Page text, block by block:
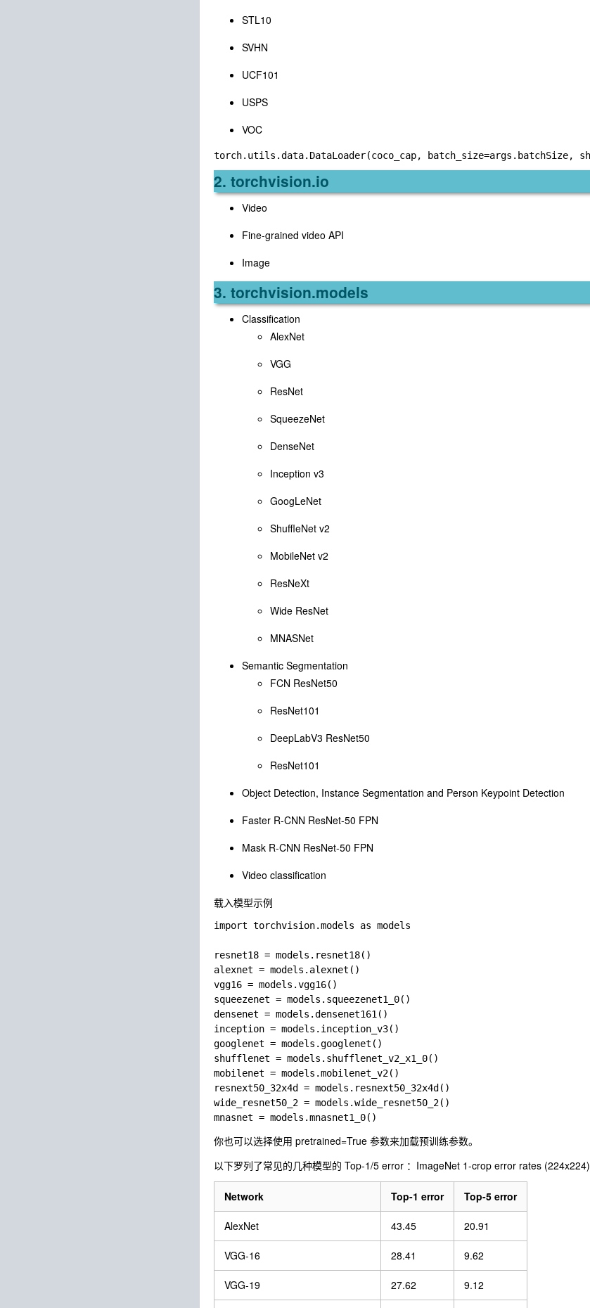
STL10
SVHN
UCF101
USPS
VOC
2. torchvision.io
Video
Fine-grained video API
Image
3. torchvision.models
Classification
AlexNet
VGG
ResNet
SqueezeNet
DenseNet
Inception v3
GoogLeNet
ShuffleNet v2
MobileNet v2
ResNeXt
Wide ResNet
MNASNet
Semantic Segmentation
FCN ResNet50
ResNet101
DeepLabV3 ResNet50
ResNet101
Object Detection, Instance Segmentation and Person Keypoint Detection
Faster R-CNN ResNet-50 FPN
Mask R-CNN ResNet-50 FPN
Video classification
载入模型示例
import torchvision.models as models
resnet18 = models.resnet18()
alexnet = models.alexnet()
vgg16 = models.vgg16()
squeezenet = models.squeezenet1_0()
densenet = models.densenet161()
inception = models.inception_v3()
googlenet = models.googlenet()
shufflenet = models.shufflenet_v2_x1_0()
mobilenet = models.mobilenet_v2()
resnext50_32x4d = models.resnext50_32x4d()
wide_resnet50_2 = models.wide_resnet50_2()
你也可以选择使用 pretrained=True 参数来加载预训练参数。
以下罗列了常见的几种模型的 Top-1/5 error ：ImageNet 1-crop error rates (224x224)
Network Top-1 error Top-5 error
AlexNet 43.45 20.91
VGG-16 28.41 9.62
VGG-19 27.62 9.12